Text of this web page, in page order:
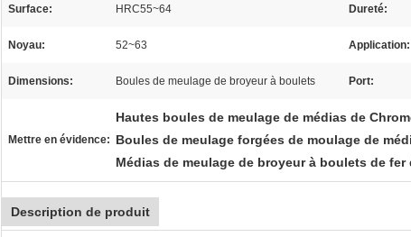
Surface: HRC55~64 Dureté:
Noyau: 52~63 Application:
Dimensions: Boules de meulage de broyeur à boulets Port:
Mettre en évidence:
Hautes boules de meulage de médias de
Boules de meulage forgées de moulage de
Médias de meulage de broyeur à boulets de fer
Description de produit